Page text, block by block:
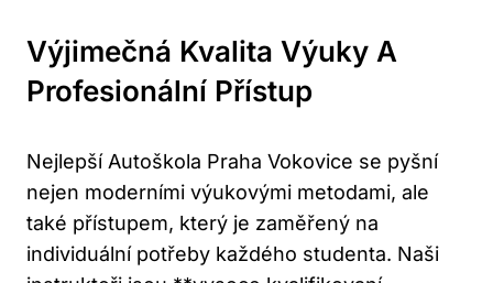
Výjimečná Kvalita Výuky A
Profesionální Přístup
Nejlepší Autoškola Praha Vokovice se pyšní
nejen moderními výukovými metodami, ale
také přístupem, který je zaměřený na
individuální potřeby každého studenta. Naši